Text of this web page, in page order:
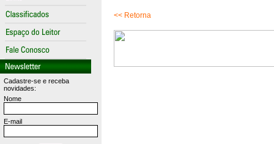
Cadastre-se e receba
novidades:
Nome
E-mail
<< Retorna